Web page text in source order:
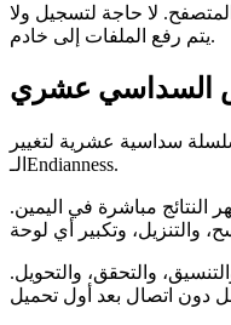
لا حاجة لتسجيل ولا
يتم رفع الملفات إلى خادم.
السداسي عشري
سداسية عشرية لتغيير
الـEndianness.
النتائج مباشرة في اليمين.
والتحقق، والتحويل.